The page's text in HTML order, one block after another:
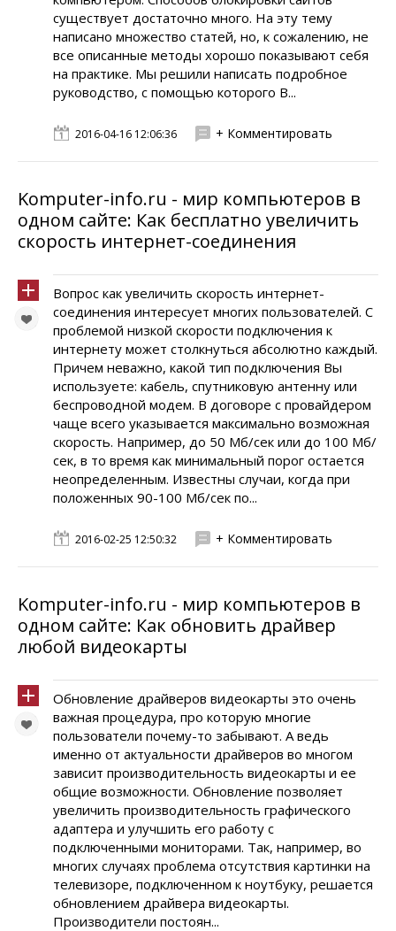
существует достаточно много. На эту тему
написано множество статей, но, к сожалению, не
все описанные методы хорошо показывают себя
на практике. Мы решили написать подробное
руководство, с помощью которого В...
2016-04-16 12:06:36 + Комментировать
Komputer-info.ru - мир компьютеров в
одном сайте: Как бесплатно увеличить
скорость интернет-соединения
Вопрос как увеличить скорость интернет-
соединения интересует многих пользователей. С
проблемой низкой скорости подключения к
интернету может столкнуться абсолютно каждый.
Причем неважно, какой тип подключения Вы
используете: кабель, спутниковую антенну или
беспроводной модем. В договоре с провайдером
чаще всего указывается максимально возможная
скорость. Например, до 50 Мб/сек или до 100 Мб/
сек, в то время как минимальный порог остается
неопределенным. Известны случаи, когда при
положенных 90-100 Мб/сек по...
2016-02-25 12:50:32 + Комментировать
Komputer-info.ru - мир компьютеров в
одном сайте: Как обновить драйвер
любой видеокарты
Обновление драйверов видеокарты это очень
важная процедура, про которую многие
пользователи почему-то забывают. А ведь
именно от актуальности драйверов во многом
зависит производительность видеокарты и ее
общие возможности. Обновление позволяет
увеличить производительность графического
адаптера и улучшить его работу с
подключенными мониторами. Так, например, во
многих случаях проблема отсутствия картинки на
телевизоре, подключенном к ноутбуку, решается
обновлением драйвера видеокарты.
Производители постоян...